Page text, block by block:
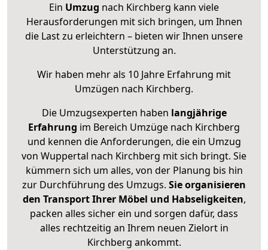
Ein Umzug nach Kirchberg kann viele
Herausforderungen mit sich bringen, um Ihnen
die Last zu erleichtern – bieten wir Ihnen unsere
Unterstützung an.
Wir haben mehr als 10 Jahre Erfahrung mit
Umzügen nach Kirchberg.
Die Umzugsexperten haben langjährige
Erfahrung im Bereich Umzüge nach Kirchberg
und kennen die Anforderungen, die ein Umzug
von Wuppertal nach Kirchberg mit sich bringt. Sie
kümmern sich um alles, von der Planung bis hin
zur Durchführung des Umzugs. Sie organisieren
den Transport Ihrer Möbel und Habseligkeiten,
packen alles sicher ein und sorgen dafür, dass
alles rechtzeitig an Ihrem neuen Zielort in
Kirchberg ankommt.